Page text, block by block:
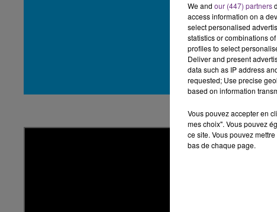
La Radio Pop
We and our (447) partners
access information on a
select personalised
statistics or combinations
profiles to select
Deliver and present
data such as IP address
requested; Use precise
based on information
Vous pouvez accepter en
mes choix". Vous pouvez
ce site. Vous pouvez
bas de chaque page.